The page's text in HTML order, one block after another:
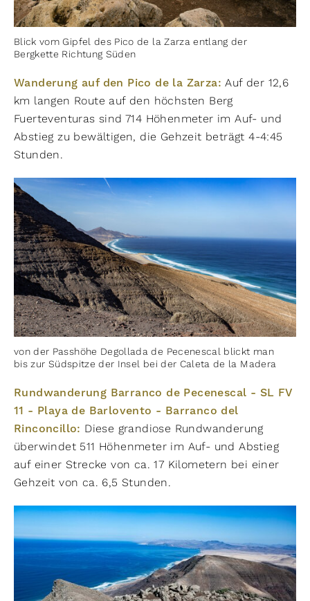
Blick vom Gipfel des Pico de la Zarza entlang der
Bergkette Richtung Süden
Wanderung auf den Pico de la Zarza: Auf der 12,6
km langen Route auf den höchsten Berg
Fuerteventuras sind 714 Höhenmeter im Auf- und
Abstieg zu bewältigen, die Gehzeit beträgt 4-4:45
Stunden.
von der Passhöhe Degollada de Pecenescal blickt man
bis zur Südspitze der Insel bei der Caleta de la Madera
Rundwanderung Barranco de Pecenescal - SL FV
11 - Playa de Barlovento - Barranco del
Rinconcillo: Diese grandiose Rundwanderung
überwindet 511 Höhenmeter im Auf- und Abstieg
auf einer Strecke von ca. 17 Kilometern bei einer
Gehzeit von ca. 6,5 Stunden.